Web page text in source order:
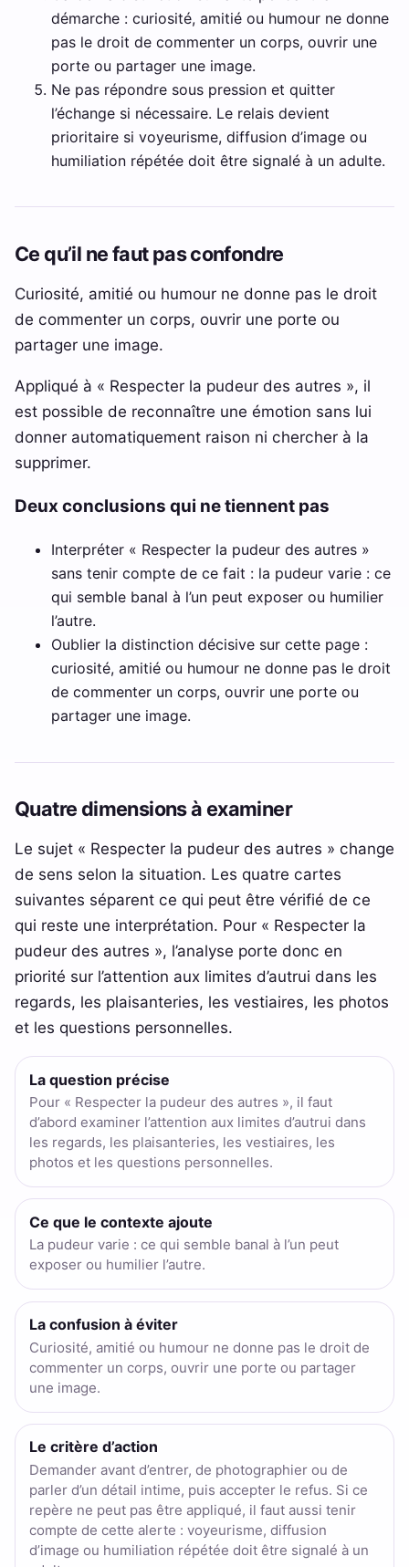
démarche : curiosité, amitié ou humour ne donne
pas le droit de commenter un corps, ouvrir une
porte ou partager une image.
Ne pas répondre sous pression et quitter
l’échange si nécessaire. Le relais devient
prioritaire si voyeurisme, diffusion d’image ou
humiliation répétée doit être signalé à un adulte.
Ce qu’il ne faut pas confondre
Curiosité, amitié ou humour ne donne pas le droit
de commenter un corps, ouvrir une porte ou
partager une image.
Appliqué à « Respecter la pudeur des autres », il
est possible de reconnaître une émotion sans lui
donner automatiquement raison ni chercher à la
supprimer.
Deux conclusions qui ne tiennent pas
Interpréter « Respecter la pudeur des autres »
sans tenir compte de ce fait : la pudeur varie : ce
qui semble banal à l’un peut exposer ou humilier
l’autre.
Oublier la distinction décisive sur cette page :
curiosité, amitié ou humour ne donne pas le droit
de commenter un corps, ouvrir une porte ou
partager une image.
Quatre dimensions à examiner
Le sujet « Respecter la pudeur des autres » change
de sens selon la situation. Les quatre cartes
suivantes séparent ce qui peut être vérifié de ce
qui reste une interprétation. Pour « Respecter la
pudeur des autres », l’analyse porte donc en
priorité sur l’attention aux limites d’autrui dans les
regards, les plaisanteries, les vestiaires, les photos
et les questions personnelles.
La question précise
Pour « Respecter la pudeur des autres », il faut
d’abord examiner l’attention aux limites d’autrui dans
les regards, les plaisanteries, les vestiaires, les
photos et les questions personnelles.
Ce que le contexte ajoute
La pudeur varie : ce qui semble banal à l’un peut
exposer ou humilier l’autre.
La confusion à éviter
Curiosité, amitié ou humour ne donne pas le droit de
commenter un corps, ouvrir une porte ou partager
une image.
Le critère d’action
Demander avant d’entrer, de photographier ou de
parler d’un détail intime, puis accepter le refus. Si ce
repère ne peut pas être appliqué, il faut aussi tenir
compte de cette alerte : voyeurisme, diffusion
d’image ou humiliation répétée doit être signalé à un